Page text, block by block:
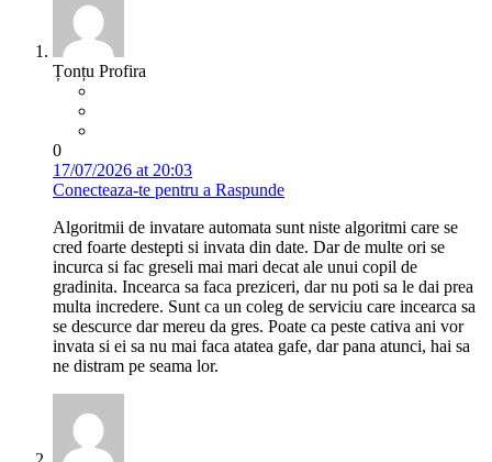
Țonțu Profira
0
17/07/2026 at 20:03
Conecteaza-te pentru a Raspunde
Algoritmii de invatare automata sunt niste algoritmi care se
cred foarte destepti si invata din date. Dar de multe ori se
incurca si fac greseli mai mari decat ale unui copil de
gradinita. Incearca sa faca preziceri, dar nu poti sa le dai prea
multa incredere. Sunt ca un coleg de serviciu care incearca sa
se descurce dar mereu da gres. Poate ca peste cativa ani vor
invata si ei sa nu mai faca atatea gafe, dar pana atunci, hai sa
ne distram pe seama lor.